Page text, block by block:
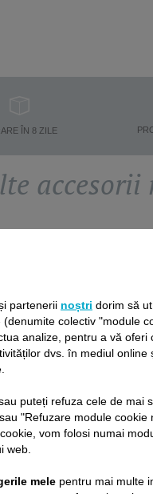
ÎN 8 ZILE
accesorii
PENTRU
un ras de precizie
Stoc disponibil.
partenerii noștri dorim să
(denumite colectiv "module
analize, pentru a vă
dvs. în mediul
puteți refuza cele de mai
"Refuzare module
vom folosi numai
web.
mele pentru mai multe